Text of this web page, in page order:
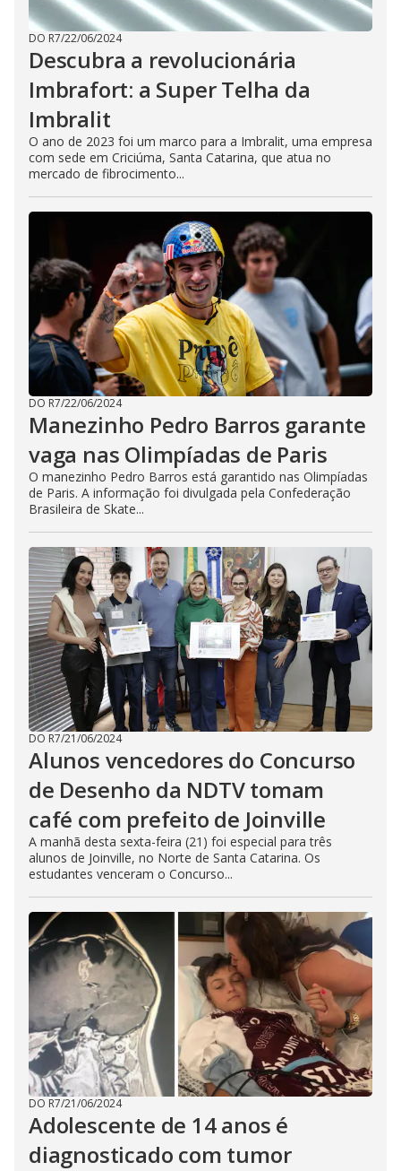
DO R7/22/06/2024
Descubra a revolucionária
Imbrafort: a Super Telha da
Imbralit
O ano de 2023 foi um marco para a Imbralit, uma empresa
com sede em Criciúma, Santa Catarina, que atua no
mercado de fibrocimento...
DO R7/22/06/2024
Manezinho Pedro Barros garante
vaga nas Olimpíadas de Paris
O manezinho Pedro Barros está garantido nas Olimpíadas
de Paris. A informação foi divulgada pela Confederação
Brasileira de Skate...
DO R7/21/06/2024
Alunos vencedores do Concurso
de Desenho da NDTV tomam
café com prefeito de Joinville
A manhã desta sexta-feira (21) foi especial para três
alunos de Joinville, no Norte de Santa Catarina. Os
estudantes venceram o Concurso...
DO R7/21/06/2024
Adolescente de 14 anos é
diagnosticado com tumor